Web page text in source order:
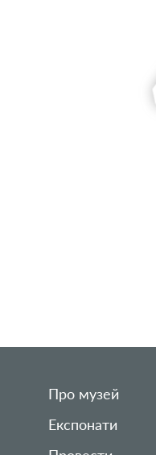
Про музей
Експонати